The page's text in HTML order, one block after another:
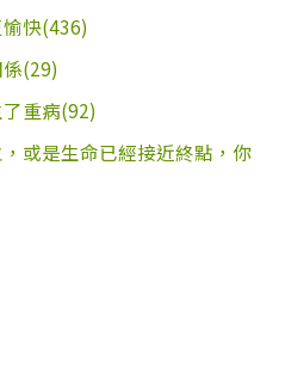
快(436)
(29)
重病(92)
或是生命已經接近終點，你